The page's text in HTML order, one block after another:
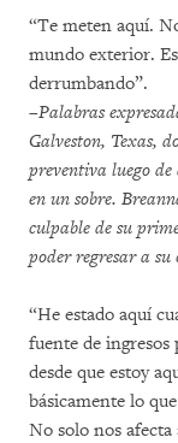
“Te meten aquí.
mundo exterior.
derrumbando”.
–Palabras
Galveston, Texas,
preventiva luego
en un sobre.
culpable de su
poder regresar a su
“He estado aquí
fuente de
desde que estoy
básicamente lo
No solo nos